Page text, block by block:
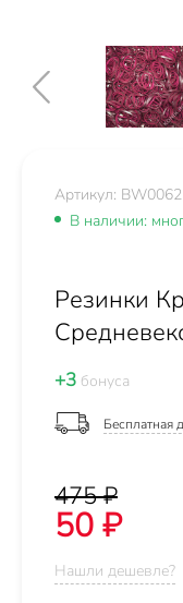
Артикул: BW0062
В наличии:
Резинки
+3 бонуса
Бесплатная
475 ₽
50 ₽
Нашли дешевле?